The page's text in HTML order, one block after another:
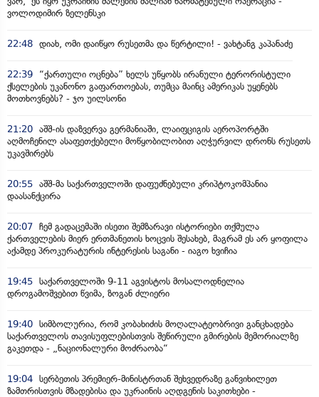
ვოლოდიმირ ზელენსკი
22:48 დიახ, ომი დაიწყო რუსეთმა და წერტილი! - ვახტანგ კაპანაძე
22:39
“ქართული ოცნება” ხელს უწყობს ირანული ტერორისტული
ქსელების უკანონო გაფართოებას, თუმცა მაინც ამერიკას უყენებს
მოთხოვნებს? - ჯო უილსონი
21:20 აშშ-ის დაზვერვა გერმანიაში, ლაიფციგის აეროპორტში
აღმოჩენილ ასაფეთქებელი მოწყობილობით აღჭურვილ დრონს რუსეთს
უკავშირებს
20:55 აშშ-მა საქართველოში დაფუძნებული კრიპტოკომპანია
დაასანქცირა
20:07 ჩემ გადაცემაში ისეთი შემზარავი ისტორიები თქმულა
ქართველების მიერ ერთმანეთის ხოცვის შესახებ, მაგრამ ეს არ ყოფილა
აქამდე პროკურატურის ინტერესის საგანი - იაგო ხვიჩია
19:45 საქართველოში 9-11 აგვისტოს მოსალოდნელია
დროგამოშვებით წვიმა, ზოგან ძლიერი
19:40 სიმბოლურია, რომ კობახიძის მოღალატეობრივი განცხადება
საქართველოს თავისუფლებისთვის შეწირული გმირების მემორიალზე
გაკეთდა - „ნაციონალური მოძრაობა“
19:04 სერბეთის პრემიერ-მინისტრთან შეხვედრაზე განვიხილეთ
ზამთრისთვის მზადებისა და უკრაინის აღდგენის საკითხები -